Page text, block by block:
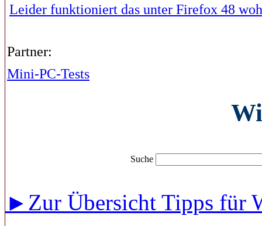
Leider funktioniert das unter Firefox 48
Partner:
Mini-PC-Tests
Suche
►Zur Übersicht Tipps für